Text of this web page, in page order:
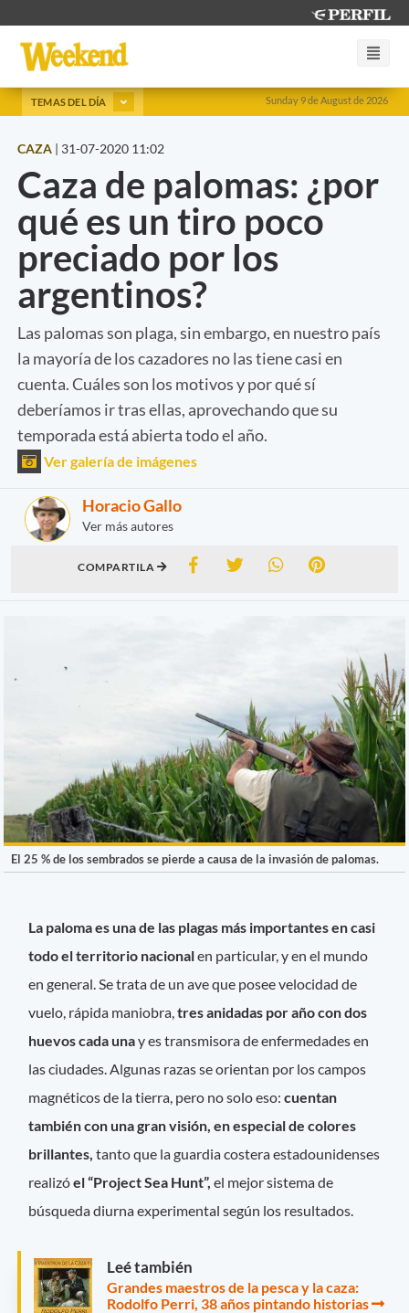
Sunday 9 de August de 2026
TEMAS DEL DÍA
CAZA | 31-07-2020 11:02
Caza de palomas: ¿por
qué es un tiro poco
preciado por los
argentinos?
Las palomas son plaga, sin embargo, en nuestro país
la mayoría de los cazadores no las tiene casi en
cuenta. Cuáles son los motivos y por qué sí
deberíamos ir tras ellas, aprovechando que su
temporada está abierta todo el año.
Ver galería de imágenes
Horacio Gallo
Ver más autores
COMPARTILA
El 25 % de los sembrados se pierde a causa de la invasión de palomas.
La paloma es una de las plagas más importantes en casi
todo el territorio nacionalen particular, y en el mundo
en general. Se trata de un ave que posee velocidad de
vuelo, rápida maniobra, tres anidadas por año con dos
huevos cada unay es transmisora de enfermedades en
las ciudades. Algunas razas se orientan por los campos
magnéticos de la tierra, pero no solo eso:cuentan
también con una gran visión, en especial de colores
brillantes, tanto que la guardia costera estadounidenses
realizóel “Project Sea Hunt”,el mejor sistema de
búsqueda diurna experimental según los resultados.
Leé también
Grandes maestros de la pesca y la caza:
Rodolfo Perri, 38 años pintando historias